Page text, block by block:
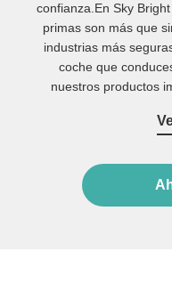
confianza.En Sky
primas son más que
industrias más
coche que
nuestros productos
Sky Bright Group
con más de